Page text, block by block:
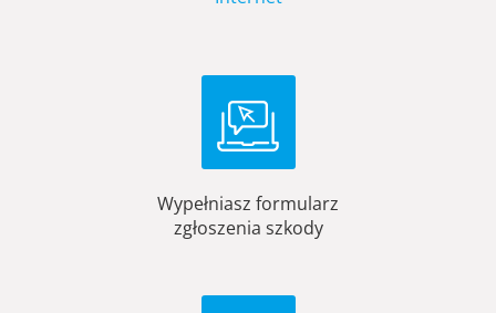
Wypełniasz formularz
zgłoszenia szkody